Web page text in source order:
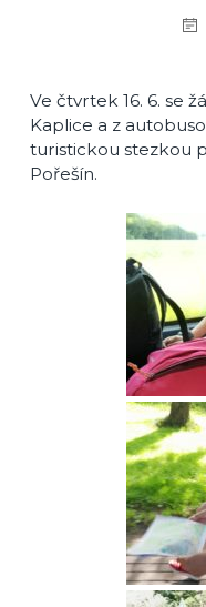
Ve čtvrtek 16. 6. se
Kaplice a z
turistickou stezkou
Pořešín.